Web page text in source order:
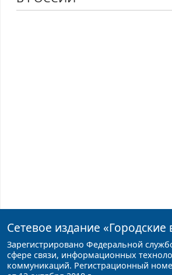
Сетевое издание «Городские
Зарегистрировано Федеральной
сфере связи, информационных
коммуникаций. Регистрационный